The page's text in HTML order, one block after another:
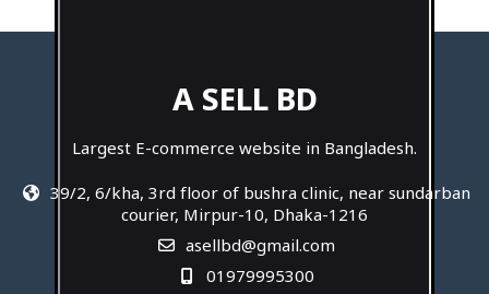
A SELL BD
Largest E-commerce website in Bangladesh.
39/2, 6/kha, 3rd floor of bushra clinic, near sundarban
courier, Mirpur-10, Dhaka-1216
asellbd@gmail.com
01979995300